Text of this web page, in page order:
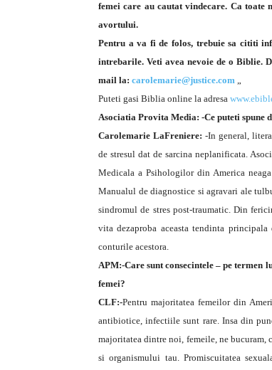
femei care au cautat vindecare. Ca
avortului.
Pentru a va fi de folos, trebuie sa cititi
intrebarile. Veti avea nevoie de o Biblie.
mail la: carolemarie@justice.com „
Puteti gasi Biblia online la adresa
Asociatia Provita Media: -Ce puteti spune
Carolemarie LaFreniere: -In general,
de stresul dat de sarcina neplanificata.
Medicala a Psihologilor din America
Manualul de diagnostice si agravari ale
sindromul de stres post-traumatic. Din
vita dezaproba aceasta tendinta
conturile acestora.
APM:-Care sunt consecintele – pe termen
femei?
CLF:-Pentru majoritatea femeilor din
antibiotice, infectiile sunt rare. Insa din
majoritatea dintre noi, femeile, ne bucuram,
si organismului tau. Promiscuitatea